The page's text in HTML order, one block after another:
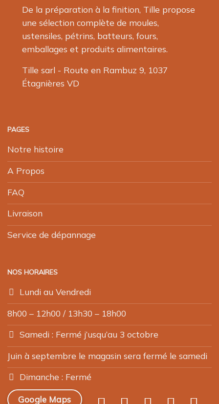
De la préparation à la finition, Tille propose
une sélection complète de moules,
ustensiles, pétrins, batteurs, fours,
emballages et produits alimentaires.
Tille sarl - Route en Rambuz 9, 1037
Étagnières VD
PAGES
Notre histoire
A Propos
FAQ
Livraison
Service de dépannage
NOS HORAIRES
Lundi au Vendredi
8h00 – 12h00 / 13h30 – 18h00
Samedi : Fermé j’usqu’au 3 octobre
Juin à septembre le magasin sera fermé le samedi
Dimanche : Fermé
Google Maps